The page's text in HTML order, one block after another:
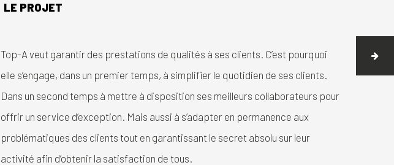
LE PROJET
Top-A veut garantir des prestations de qualités à ses clients. C’est pourquoi
elle s’engage, dans un premier temps, à simplifier le quotidien de ses clients.
Dans un second temps à mettre à disposition ses meilleurs collaborateurs pour
offrir un service d’exception. Mais aussi à s’adapter en permanence aux
problématiques des clients tout en garantissant le secret absolu sur leur
activité afin d’obtenir la satisfaction de tous.